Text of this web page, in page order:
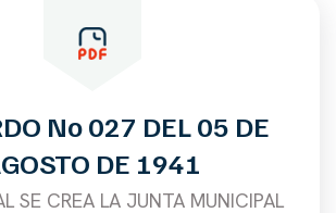
No 027 DEL 05 DE
DE 1941
SE CREA LA JUNTA MUNICIPAL